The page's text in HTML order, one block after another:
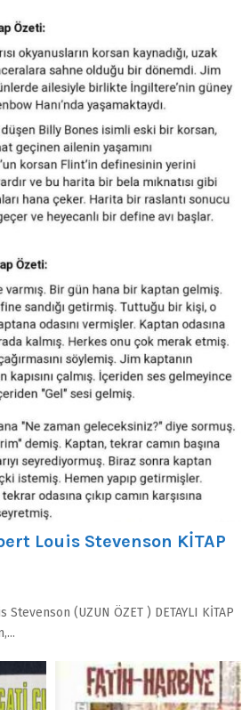
Louis Stevenson KİTAP
(UZUN ÖZET ) DETAYLI KİTAP